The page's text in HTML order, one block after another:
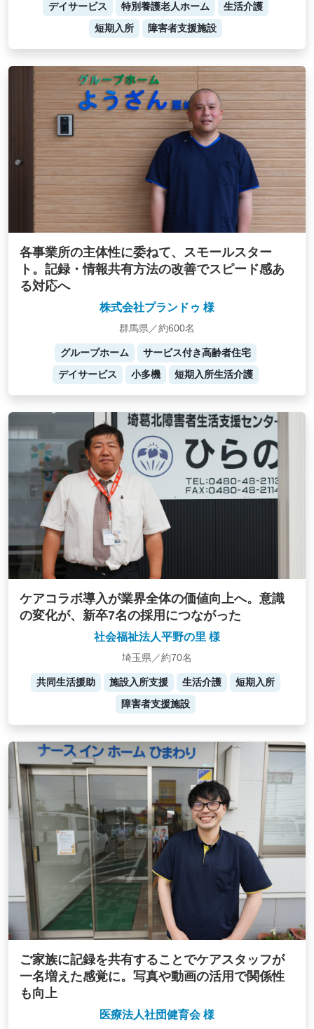
デイサービス 特別養護老人ホーム
生活介護
短期入所
障害者支援施設
各事業所の主体性に委ねて、スモールスター
ト。記録・情報共有方法の改善でスピード感あ
る対応へ
株式会社プランドゥ 様
群馬県／約600名
グループホーム
サービス付き高齢者住宅
デイサービス
小多機 短期入所生活介護
ケアコラボ導入が業界全体の価値向上へ。意識
の変化が、新卒7名の採用につながった
社会福祉法人平野の里 様
埼玉県／約70名
共同生活援助 施設入所支援 生活介護
短期入所
障害者支援施設
ご家族に記録を共有することでケアスタッフが
一名増えた感覚に。写真や動画の活用で関係性
も向上
医療法人社団健育会 様